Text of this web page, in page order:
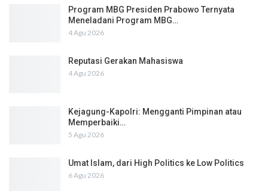
Program MBG Presiden Prabowo Ternyata
Meneladani Program MBG…
4 Agu 2026
Reputasi Gerakan Mahasiswa
4 Agu 2026
Kejagung-Kapolri: Mengganti Pimpinan atau
Memperbaiki…
5 Agu 2026
Umat Islam, dari High Politics ke Low Politics
6 Agu 2026